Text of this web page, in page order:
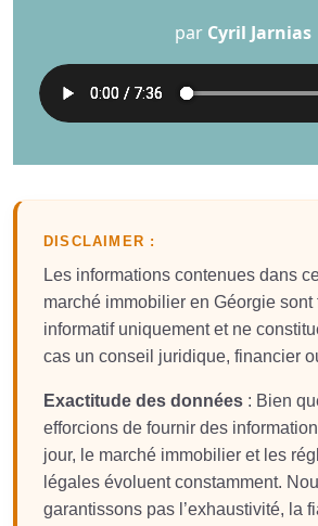
par Cyril Jarnias
DISCLAIMER :
Les informations contenues dans
marché immobilier en Géorgie sont
informatif uniquement et ne
cas un conseil juridique, financier
Exactitude des données : Bien
efforcions de fournir des
jour, le marché immobilier et les
légales évoluent constamment.
garantissons pas l’exhaustivité, la